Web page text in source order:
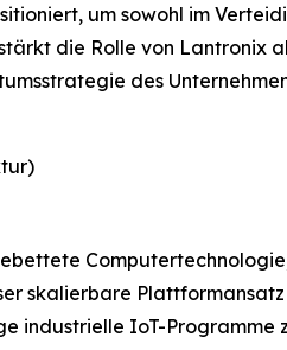
um sowohl im
die Rolle von
des
skalierbare
industrielle IoT-Programme